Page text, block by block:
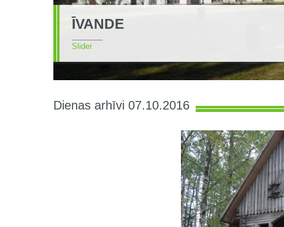
ĪVANDE
Slider
Dienas arhīvi 07.10.2016